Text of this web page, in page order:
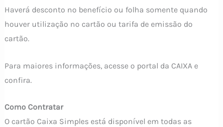
Haverá desconto no benefício ou folha somente quando
houver utilização no cartão ou tarifa de emissão do
cartão.
Para maiores informações, acesse o portal da CAIXA e
confira.
Como Contratar
O cartão Caixa Simples está disponível em todas as